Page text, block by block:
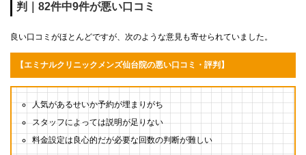
判｜82件中9件が悪い口コミ
良い口コミがほとんどですが、次のような意見も寄せられていました。
【エミナルクリニックメンズ仙台院の悪い口コミ・評判】
人気があるせいか予約が埋まりがち
スタッフによっては説明が足りない
料金設定は良心的だが必要な回数の判断が難しい